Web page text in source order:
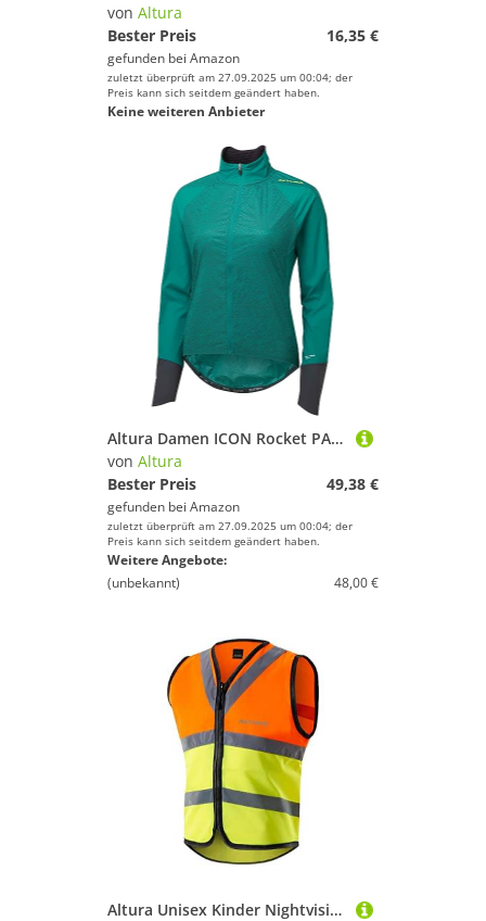
von Altura
Bester Preis
16,35 €
gefunden bei Amazon
zuletzt überprüft am 27.09.2025 um 00:04; der
Preis kann sich seitdem geändert haben.
Keine weiteren Anbieter
Altura Damen ICON Rocket PACKBARERADJACKE Jacke, Weiß, 42
von Altura
Bester Preis
49,38 €
gefunden bei Amazon
zuletzt überprüft am 27.09.2025 um 00:04; der
Preis kann sich seitdem geändert haben.
Weitere Angebote:
(unbekannt)
48,00 €
Altura Unisex Kinder Nightvision-radweste Kinder Westen , Gelb, 7 Jahre EU